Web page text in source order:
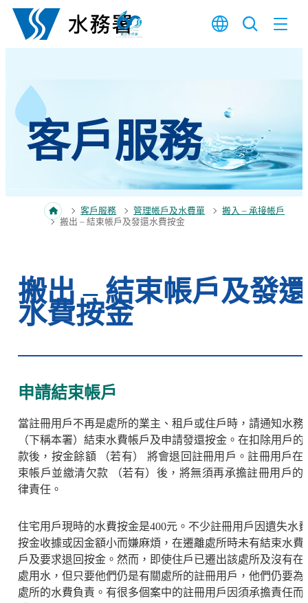
跳至內容
客戶服務
客戶服務 管理帳戶及水費單
搬入 – 承接帳戶
搬出 – 結束帳戶及發還水費按金
搬出 – 結束帳戶及發還
水費按金
申請結束帳戶
當註冊用戶不再是處所的業主、租戶或住戶時，請通知水務
（下稱本署）結束水費帳戶及申請發還按金。在扣除用戶的
款後，按金餘額 （若有） 將會退回註冊用戶。註冊用戶在
束帳戶並繳清欠款 （若有）後，將無須再承擔註冊用戶的
律責任。
住宅用戶現時的水費按金是400元。不少註冊用戶因遺失水
按金收據或因金額小而嫌麻煩，在遷離處所時未有結束水費
戶及要求退回按金。然而，即使住戶已遷出該處所及沒有在
處用水，但只要他們仍是有關處所的註冊用戶，他們仍要為
處所的水費負責。有很多個案中的註冊用戶因須承擔責任而